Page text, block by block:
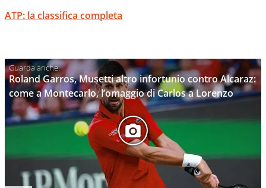
ATP: la classifica completa
Roland Garros, Musetti altro infortunio contro Alcaraz:
come a Montecarlo, l’omaggio di Carlos a Lorenzo